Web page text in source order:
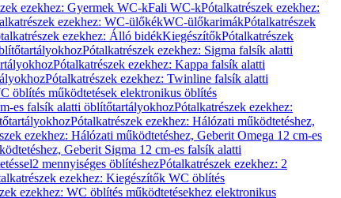
ezekhez: Gyermek WC-kFali WC-kPótalkatrészek ezekhez:
ezekhez: WC-ülőkékWC-ülőkarimákPótalkatrészek
ezekhez: Álló bidékKiegészítőkPótalkatrészek
Pótalkatrészek ezekhez: Sigma falsík alatti
Pótalkatrészek ezekhez: Kappa falsík alatti
Pótalkatrészek ezekhez: Twinline falsík alatti
öblítés működtetések elektronikus öblítés
es falsík alatti öblítőtartályokhozPótalkatrészek ezekhez:
Pótalkatrészek ezekhez: Hálózati működtetéshez,
ezekhez: Hálózati működtetéshez, Geberit Omega 12 cm-es
Geberit Sigma 12 cm-es falsík alatti
2 mennyiséges öblítéshezPótalkatrészek ezekhez: 2
ezekhez: Kiegészítők WC öblítés
ezekhez: WC öblítés működtetésekhez elektronikus